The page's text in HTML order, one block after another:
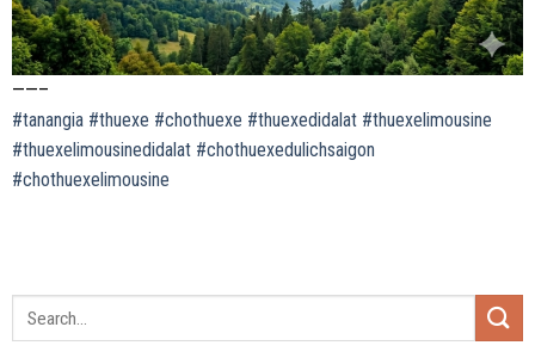
——–
#tanangia #thuexe #chothuexe #thuexedidalat #thuexelimousine
#thuexelimousinedidalat #chothuexedulichsaigon
#chothuexelimousine